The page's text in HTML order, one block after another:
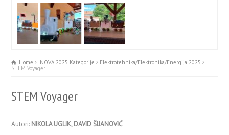
Home INOVA 2025 Kategorije Elektrotehnika/Elektronika/Energija 2025
STEM Voyager
STEM Voyager
Autori: NIKOLA UGLIK, DAVID ŠIJANOVIĆ